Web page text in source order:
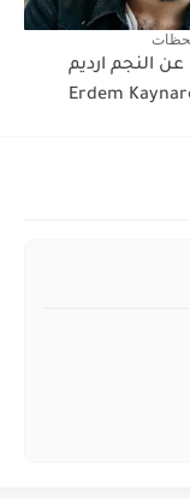
النجم ارديم